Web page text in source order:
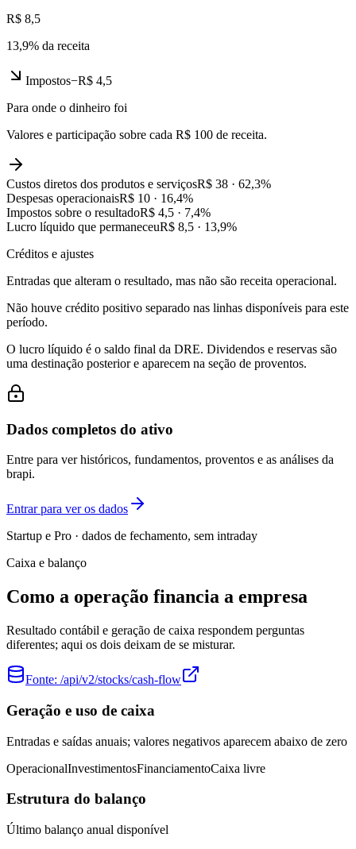
R$ 8,5
13,9% da receita
Impostos−R$ 4,5
Para onde o dinheiro foi
Valores e participação sobre cada R$ 100 de receita.
Custos diretos dos produtos e serviçosR$ 38 · 62,3%
Despesas operacionaisR$ 10 · 16,4%
Impostos sobre o resultadoR$ 4,5 · 7,4%
Lucro líquido que permaneceuR$ 8,5 · 13,9%
Créditos e ajustes
Entradas que alteram o resultado, mas não são receita operacional.
Não houve crédito positivo separado nas linhas disponíveis para este
período.
O lucro líquido é o saldo final da DRE. Dividendos e reservas são
uma destinação posterior e aparecem na seção de proventos.
Dados completos do ativo
Entre para ver históricos, fundamentos, proventos e as análises da
brapi.
Entrar para ver os dados
Startup e Pro · dados de fechamento, sem intraday
Caixa e balanço
Como a operação financia a empresa
Resultado contábil e geração de caixa respondem perguntas
diferentes; aqui os dois deixam de se misturar.
Fonte: /api/v2/stocks/cash-flow
Geração e uso de caixa
Entradas e saídas anuais; valores negativos aparecem abaixo de zero
OperacionalInvestimentosFinanciamentoCaixa livre
Estrutura do balanço
Último balanço anual disponível